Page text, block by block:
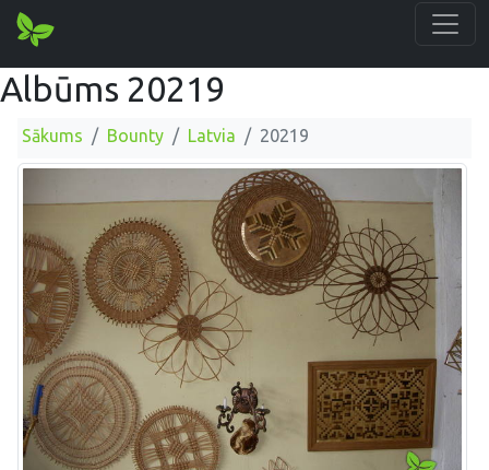
Albūms 20219
Sākums Bounty Latvia 20219